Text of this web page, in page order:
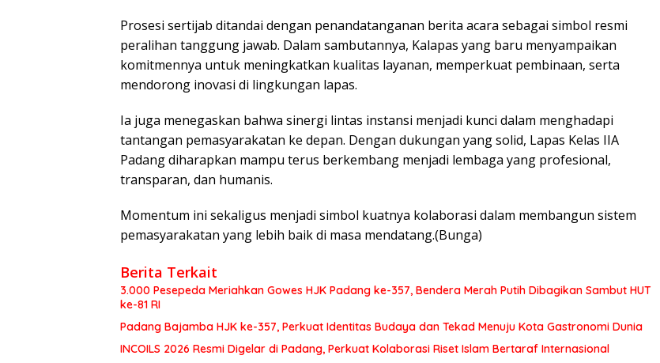
Prosesi sertijab ditandai dengan penandatanganan berita acara sebagai simbol resmi
peralihan tanggung jawab. Dalam sambutannya, Kalapas yang baru menyampaikan
komitmennya untuk meningkatkan kualitas layanan, memperkuat pembinaan, serta
mendorong inovasi di lingkungan lapas.
Ia juga menegaskan bahwa sinergi lintas instansi menjadi kunci dalam menghadapi
tantangan pemasyarakatan ke depan. Dengan dukungan yang solid, Lapas Kelas IIA
Padang diharapkan mampu terus berkembang menjadi lembaga yang profesional,
transparan, dan humanis.
Momentum ini sekaligus menjadi simbol kuatnya kolaborasi dalam membangun sistem
pemasyarakatan yang lebih baik di masa mendatang.(Bunga)
Berita Terkait
3.000 Pesepeda Meriahkan Gowes HJK Padang ke-357, Bendera Merah Putih Dibagikan Sambut HUT
ke-81 RI
Padang Bajamba HJK ke-357, Perkuat Identitas Budaya dan Tekad Menuju Kota Gastronomi Dunia
INCOILS 2026 Resmi Digelar di Padang, Perkuat Kolaborasi Riset Islam Bertaraf Internasional